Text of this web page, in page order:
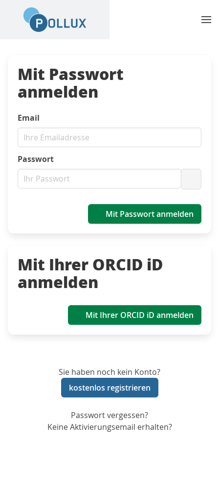
Mit Passwort
anmelden
Email
Passwort
Mit Passwort anmelden
Mit Ihrer ORCID iD
anmelden
Mit Ihrer ORCID iD anmelden
Sie haben noch kein Konto?
kostenlos registrieren
Passwort vergessen?
Keine Aktivierungsemail erhalten?